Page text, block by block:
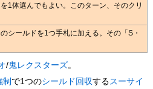
1体選んでもよい。このターン、そのクリ
シールドを1つ手札に加える。その「S・
/鬼レクスターズ。
制 で1つのシールド回収するスーサイ